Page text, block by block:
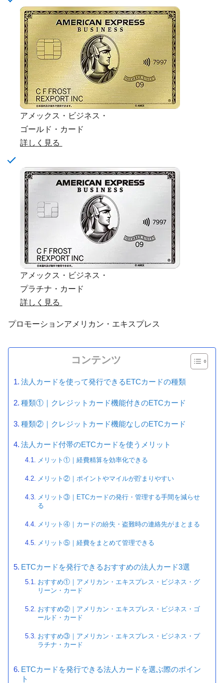
アメックス・ビジネス・
ゴールド・カード
詳しく見る
アメックス・ビジネス・
プラチナ・カード
詳しく見る
プロモーションアメリカン・エキスプレス
コンテンツ
法人カードを使って発行できるETCカードの種類
種類①｜クレジットカード機能付きのETCカード
種類②｜クレジットカード機能なしのETCカード
法人カード付帯のETCカードを使うメリット
メリット①｜経費精算を効率化できる
メリット②｜ポイントやマイルが貯まりやすい
メリット③｜ETCカードの発行・管理する手間を減らせ
る
メリット④｜カードの紛失・盗難時の連絡先がまとまる
メリット⑤｜経費をまとめて管理できる
ETCカードを発行できるおすすめの法人カード3選
おすすめ①｜アメリカン・エキスプレス・ビジネス・グ
リーン・カード
おすすめ②｜アメリカン・エキスプレス・ビジネス・ゴ
ールド・カード
おすすめ③｜アメリカン・エキスプレス・ビジネス・プ
ラチナ・カード
ETCカードを発行できる法人カードを選ぶ際のポイン
ト